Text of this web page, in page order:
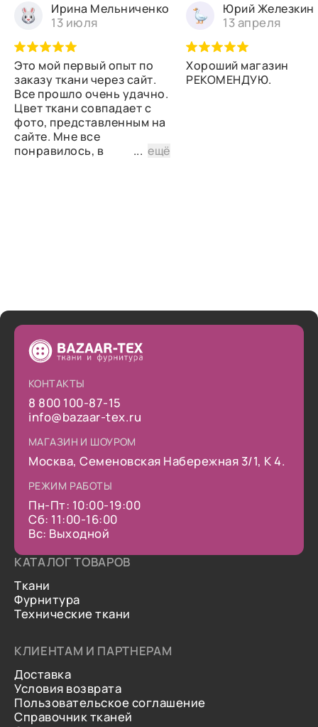
Ирина Мельниченко
13 июля
Это мой первый опыт по
заказу ткани через сайт.
Все прошло очень удачно.
Цвет ткани совпадает с
фото, представленным на
сайте. Мне все
понравилось, в
...ещё
Юрий Железкин
13 апреля
Хороший магазин
РЕКОМЕНДУЮ.
КОНТАКТЫ
8 800 100-87-15
info@bazaar-tex.ru
МАГАЗИН И ШОУРОМ
Москва, Семеновская Набережная 3/1, К 4.
РЕЖИМ РАБОТЫ
Пн-Пт: 10:00-19:00
Сб: 11:00-16:00
Вс: Выходной
КАТАЛОГ ТОВАРОВ
Ткани
Фурнитура
Технические ткани
КЛИЕНТАМ И ПАРТНЕРАМ
Доставка
Условия возврата
Пользовательское соглашение
Справочник тканей